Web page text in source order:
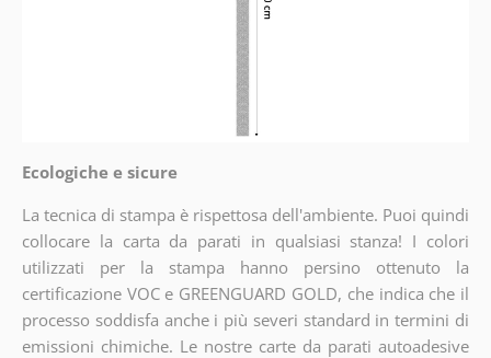
Ecologiche e sicure
La tecnica di stampa è rispettosa dell'ambiente. Puoi quindi
collocare la carta da parati in qualsiasi stanza! I colori
utilizzati per la stampa hanno persino ottenuto la
certificazione VOC e GREENGUARD GOLD, che indica che il
processo soddisfa anche i più severi standard in termini di
emissioni chimiche. Le nostre carte da parati autoadesive